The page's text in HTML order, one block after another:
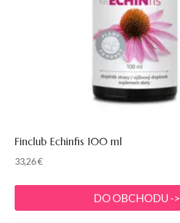
Finclub Echinfis 100 ml
33,26€
DO OBCHODU ->